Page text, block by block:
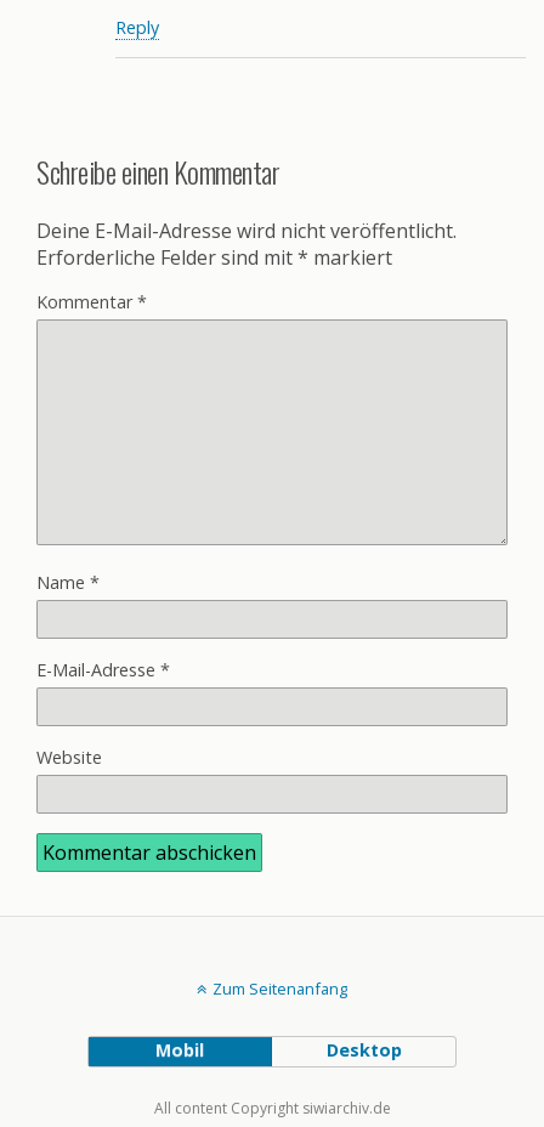
Reply
Schreibe einen Kommentar
Deine E-Mail-Adresse wird nicht veröffentlicht.
Erforderliche Felder sind mit* markiert
Kommentar*
Name *
E-Mail-Adresse *
Website
Zum Seitenanfang
Mobil Desktop
All content Copyright siwiarchiv.de